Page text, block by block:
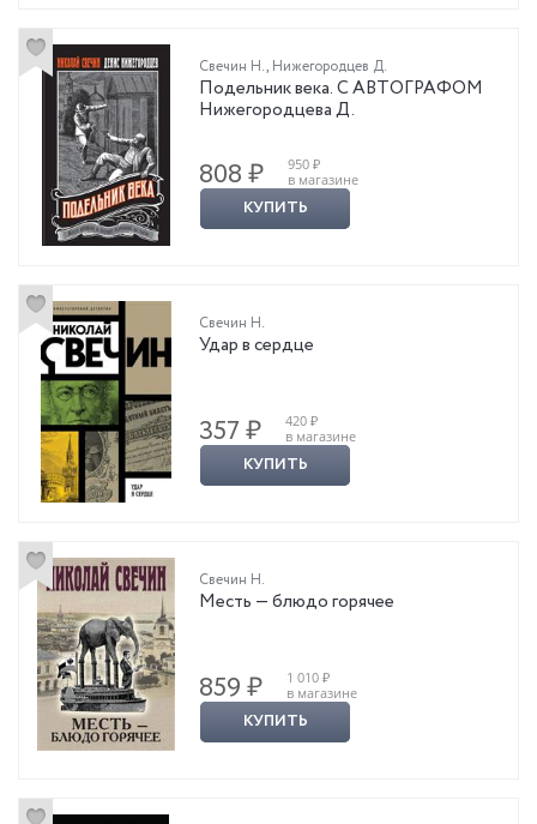
Свечин Н., Нижегородцев Д.
Подельник века. С АВТОГРАФОМ
Нижегородцева Д.
808 ₽
950 ₽
в магазине
КУПИТЬ
Свечин Н.
Удар в сердце
357 ₽
420 ₽
в магазине
КУПИТЬ
Свечин Н.
Месть — блюдо горячее
859 ₽
1 010 ₽
в магазине
КУПИТЬ